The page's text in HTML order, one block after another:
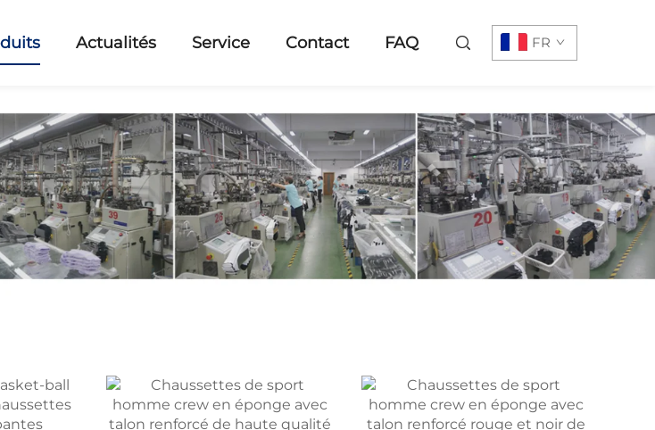
Actualités Service Contact FAQ FR